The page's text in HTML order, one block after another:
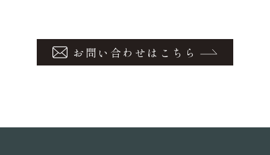
お問い合わせはこちら